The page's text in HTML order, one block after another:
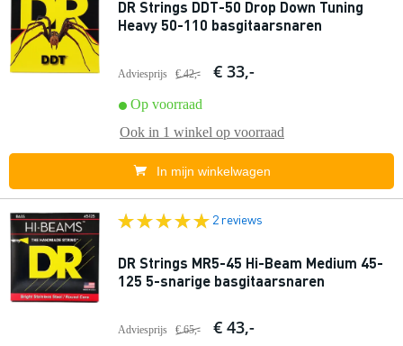
DR Strings DDT-50 Drop Down Tuning
Heavy 50-110 basgitaarsnaren
Adviesprijs € 42,- € 33,-
Op voorraad
Ook in 1 winkel op voorraad
In mijn winkelwagen
2 reviews
DR Strings MR5-45 Hi-Beam Medium 45-
125 5-snarige basgitaarsnaren
Adviesprijs € 65,- € 43,-